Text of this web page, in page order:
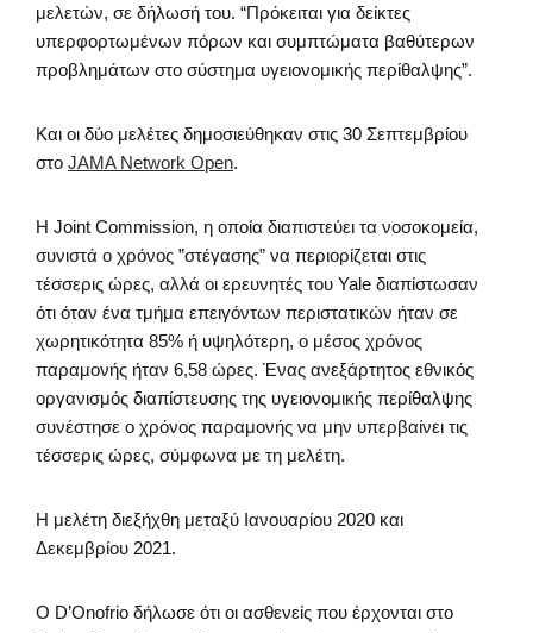
μελετών, σε δήλωσή του. “Πρόκειται για δείκτες
υπερφορτωμένων πόρων και συμπτώματα βαθύτερων
προβλημάτων στο σύστημα υγειονομικής περίθαλψης”.
Και οι δύο μελέτες δημοσιεύθηκαν στις 30 Σεπτεμβρίου
στο JAMA Network Open.
Η Joint Commission, η οποία διαπιστεύει τα νοσοκομεία,
συνιστά ο χρόνος ”στέγασης” να περιορίζεται στις
τέσσερις ώρες, αλλά οι ερευνητές του Yale διαπίστωσαν
ότι όταν ένα τμήμα επειγόντων περιστατικών ήταν σε
χωρητικότητα 85% ή υψηλότερη, ο μέσος χρόνος
παραμονής ήταν 6,58 ώρες. Ένας ανεξάρτητος εθνικός
οργανισμός διαπίστευσης της υγειονομικής περίθαλψης
συνέστησε ο χρόνος παραμονής να μην υπερβαίνει τις
τέσσερις ώρες, σύμφωνα με τη μελέτη.
Η μελέτη διεξήχθη μεταξύ Ιανουαρίου 2020 και
Δεκεμβρίου 2021.
Ο D’Onofrio δήλωσε ότι οι ασθενείς που έρχονται στο